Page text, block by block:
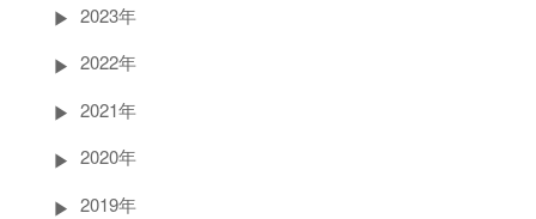
2023年
2022年
2021年
2020年
2019年